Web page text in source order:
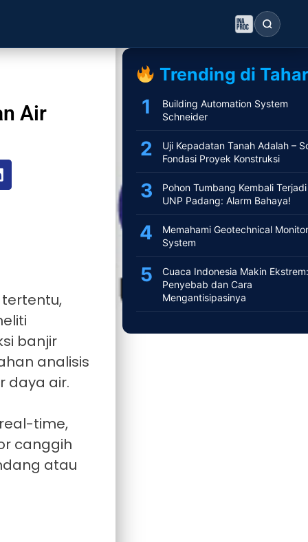
Air
banjir
analisis
daya air.
time,
canggih
atau
Postingan Lainnya
Trending di
Building Automation System
Schneider
Uji Kepadatan Tanah Adalah –
Fondasi Proyek Konstruksi
Pohon Tumbang Kembali
UNP Padang: Alarm Bahaya!
Memahami Geotechnical
System
Cuaca Indonesia Makin Ekstrem:
Penyebab dan Cara
Mengantisipasinya